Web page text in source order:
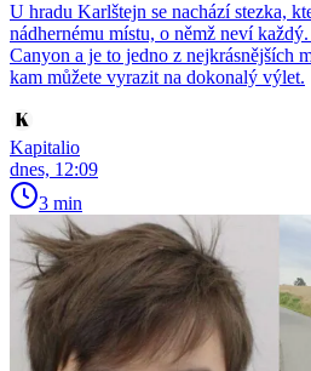
U hradu Karlštejn se nachází stezka,
nádhernému místu, o němž neví
Canyon a je to jedno z nejkrásnějších
kam můžete vyrazit na dokonalý výlet.
Kapitalio
dnes, 12:09
3 min